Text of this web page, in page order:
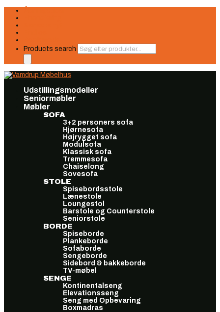
Products search
Udstillingsmodeller
Seniormøbler
Møbler
SOFA
3+2 personers sofa
Hjørnesofa
Højrygget sofa
Modulsofa
Klassisk sofa
Tremmesofa
Chaiselong
Sovesofa
STOLE
Spisebordsstole
Lænestole
Loungestol
Barstole og Counterstole
Seniorstole
BORDE
Spiseborde
Plankeborde
Sofaborde
Sengeborde
Sidebord & bakkeborde
TV-møbel
SENGE
Kontinentalseng
Elevationsseng
Seng med Opbevaring
Boxmadras